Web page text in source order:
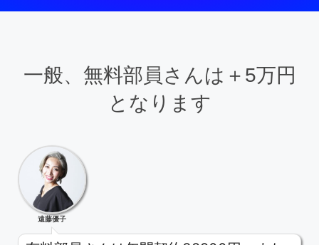
一般、無料部員さんは＋5万円
となります
遠藤優子